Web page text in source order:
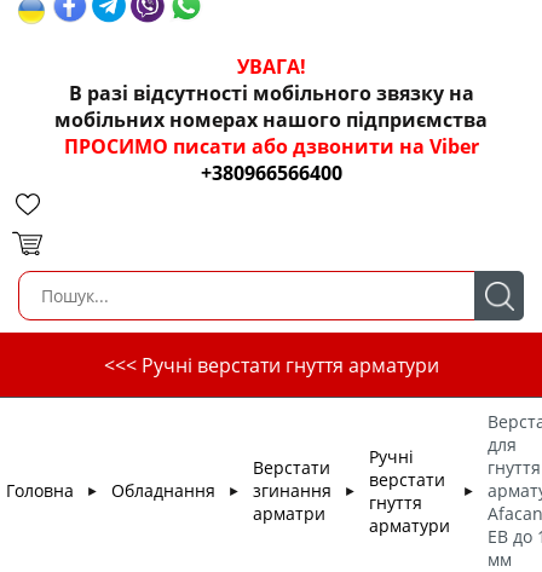
УВАГА!
В разі відсутності мобільного звязку на
мобільних номерах нашого підприємства
ПРОСИМО писати або дзвонити на Viber
+380966566400
<<< Ручні верстати гнуття арматури
Головна ► Обладнання ►
Верстати
згинання
арматри
►
Ручні
верстати
гнуття
арматури
►
для
гнуття
ЕВ до
мм